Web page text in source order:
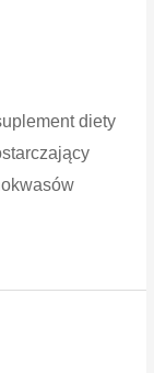
diety